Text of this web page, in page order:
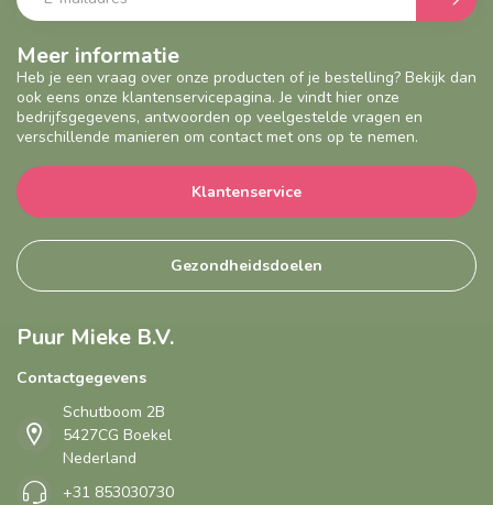
Meer informatie
Heb je een vraag over onze producten of je bestelling? Bekijk dan
ook eens onze klantenservicepagina. Je vindt hier onze
bedrijfsgegevens, antwoorden op veelgestelde vragen en
verschillende manieren om contact met ons op te nemen.
Klantenservice
Gezondheidsdoelen
Puur Mieke B.V.
Contactgegevens
Schutboom 2B
5427CG Boekel
Nederland
+31 853030730